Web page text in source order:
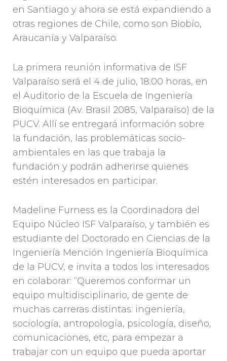
en Santiago y ahora se está expandiendo a
otras regiones de Chile, como son Biobío,
Araucanía y Valparaíso.
La primera reunión informativa de ISF
Valparaíso será el 4 de julio, 18:00 horas, en
el Auditorio de la Escuela de Ingeniería
Bioquímica (Av. Brasil 2085, Valparaíso) de la
PUCV. Allí se entregará información sobre
la fundación, las problemáticas socio-
ambientales en las que trabaja la
fundación y podrán adherirse quienes
estén interesados en participar.
Madeline Furness es la Coordinadora del
Equipo Núcleo ISF Valparaíso, y también es
estudiante del Doctorado en Ciencias de la
Ingeniería Mención Ingeniería Bioquímica
de la PUCV, e invita a todos los interesados
en colaborar: “Queremos conformar un
equipo multidisciplinario, de gente de
muchas carreras distintas: ingeniería,
sociología, antropología, psicología, diseño,
comunicaciones, etc, para empezar a
trabajar con un equipo que pueda aportar